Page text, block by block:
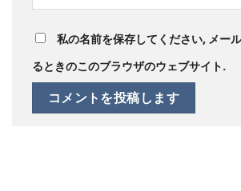
私の名前を保存してください, メー
るときのこのブラウザのウェブサイト.